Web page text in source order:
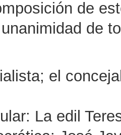
de
de
el
La edil